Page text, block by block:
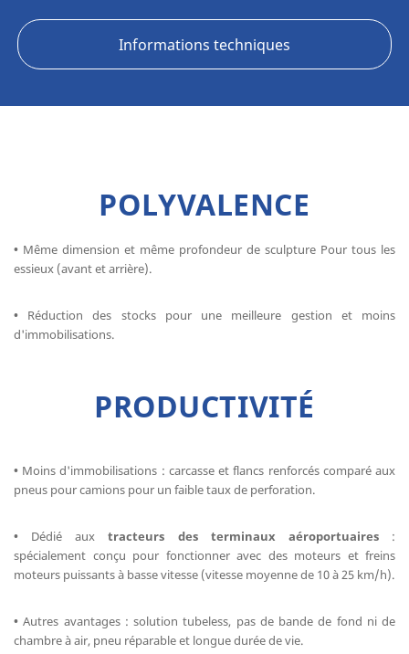
Informations techniques
POLYVALENCE
• Même dimension et même profondeur de sculpture ​Pour tous les
essieux (avant et arrière)​.
• Réduction des stocks​ pour une meilleure gestion et moins
d'immobilisations.
PRODUCTIVITÉ
• Moins d'immobilisations : carcasse et flancs renforcés comparé aux
pneus pour camions pour un faible taux de perforation.
• Dédié auxtracteurs des terminaux aéroportuaires:
spécialement conçu pour fonctionner avec des moteurs et freins
moteurs puissants à basse vitesse (vitesse moyenne de 10 à 25 km/h).
•Autres avantages : solution tubeless, pas de bande de fond ni de
chambre à air, pneu réparable et longue durée de vie.